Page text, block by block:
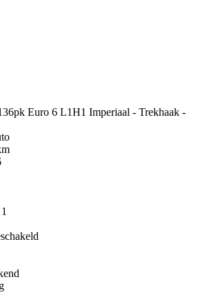
Euro 6 L1H1 Imperiaal - Trekhaak -
1